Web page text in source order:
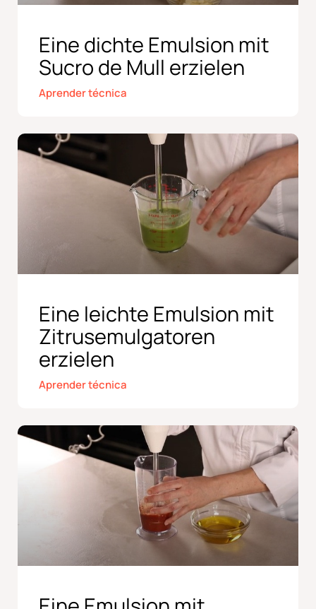
Eine dichte Emulsion mit
Sucro de Mull erzielen
Aprender técnica
Eine leichte Emulsion mit
Zitrusemulgatoren
erzielen
Aprender técnica